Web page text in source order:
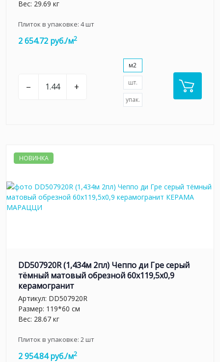
Вес: 29.69 кг
Плиток в упаковке: 4шт
2 654.72 руб./м2
– +
м2
шт.
упак.
НОВИНКА
DD507920R (1,434м 2пл) Чеппо ди Гре серый
тёмный матовый обрезной 60x119,5x0,9
керамогранит
Артикул: DD507920R
Размер: 119*60 см
Вес: 28.67 кг
Плиток в упаковке: 2шт
2 954.84 руб./м2